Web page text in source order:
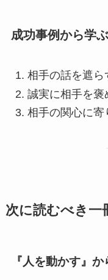
成功事例から学
相手の話を遮ら
誠実に相手を褒
相手の関心に寄
次に読むべき一
『人を動かす』